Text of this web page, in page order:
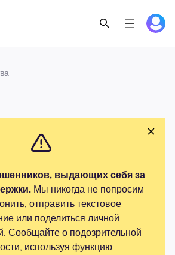
выдающих себя за
Мы никогда не попросим
отправить текстовое
или поделиться личной
Сообщайте о подозрительной
используя функцию